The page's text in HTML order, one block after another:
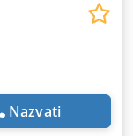
Nazvati